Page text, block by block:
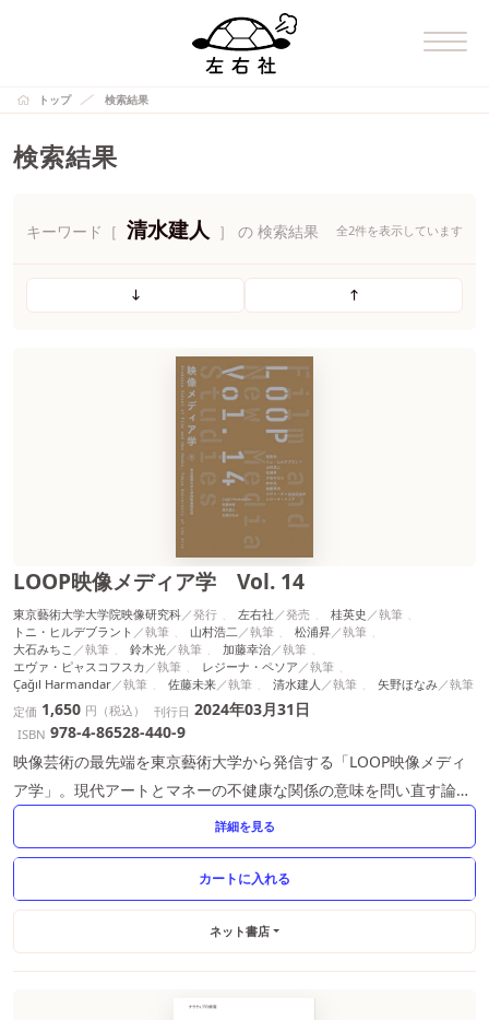
トップ 検索結果
検索結果
キーワード［ 清水建人 ］ の 検索結果 全2件を表示しています
LOOP映像メディア学 Vol. 14
東京藝術大学大学院映像研究科 左右社
桂英史
トニ・ヒルデブラント
山村浩二
松浦昇
大石みちこ
鈴木光
加藤幸治
エヴァ・ピャスコフスカ
レジーナ・ペソア
Çağıl Harmandar
佐藤未来 清水建人
矢野ほなみ
定価 1,650 円（税込） 刊行日 2024年03月31日
ISBN 978-4-86528-440-9
映像芸術の最先端を東京藝術大学から発信する「LOOP映像メディ
ア学」。現代アートとマネーの不健康な関係の意味を問い直す論
考、最新のアニメーション論、映画論を収録した530ページ超最新
号
詳細を見る
ネット書店